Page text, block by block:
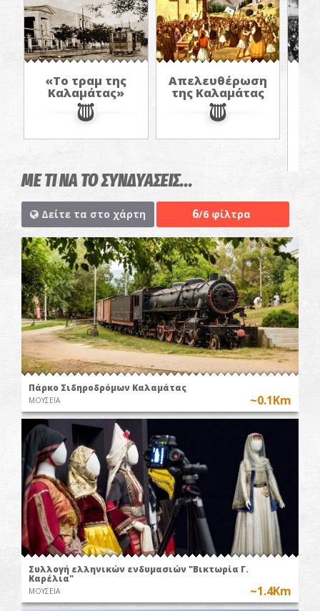
«Το τραμ της
Καλαμάτας»
Απελευθέρωση
της Καλαμάτας
ΜΕ ΤΙ ΝΑ ΤΟ ΣΥΝΔΥΑΣΕΙΣ...
Δείτε τα στο χάρτη 6/6 φίλτρα
Πάρκο Σιδηροδρόμων Καλαμάτας
ΜΟΥΣΕΙΑ ~0.1Km
Συλλογή ελληνικών ενδυμασιών "Βικτωρία Γ.
Καρέλια"
ΜΟΥΣΕΙΑ ~1.4Km